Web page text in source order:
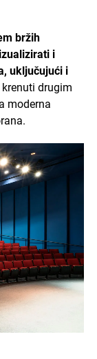
bržih
i
uključujući i
drugim
moderna